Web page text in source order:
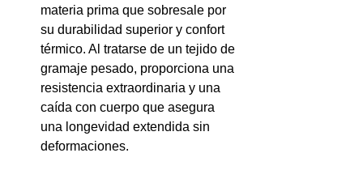
materia prima que sobresale por
su durabilidad superior y confort
térmico. Al tratarse de un tejido de
gramaje pesado, proporciona una
resistencia extraordinaria y una
caída con cuerpo que asegura
una longevidad extendida sin
deformaciones.